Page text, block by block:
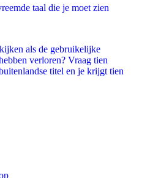
taal die je moet zien
als de gebruikelijke
verloren? Vraag tien
titel en je krijgt tien